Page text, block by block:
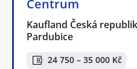
Centrum
Kaufland Česká
Pardubice
24 750 – 35 000 Kč